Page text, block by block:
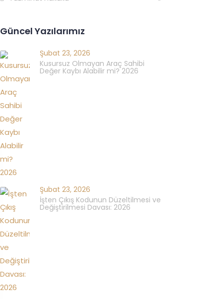
Güncel Yazılarımız
Şubat 23, 2026
Kusursuz Olmayan Araç Sahibi
Değer Kaybı Alabilir mi? 2026
Şubat 23, 2026
İşten Çıkış Kodunun Düzeltilmesi ve
Değiştirilmesi Davası: 2026